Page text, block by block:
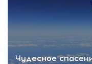
Чудесное